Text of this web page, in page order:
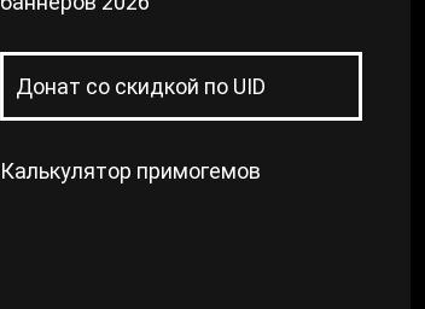
Донат со скидкой по UID
Калькулятор примогемов